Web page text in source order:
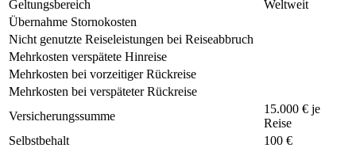
Geltungsbereich
Weltweit
Übernahme Stornokosten
Nicht genutzte Reiseleistungen bei Reiseabbruch
Mehrkosten verspätete Hinreise
Mehrkosten bei vorzeitiger Rückreise
Mehrkosten bei verspäteter Rückreise
Versicherungssumme
15.000 € je
Reise
Selbstbehalt
100 €